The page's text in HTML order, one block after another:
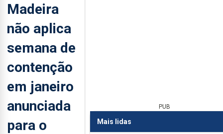
Madeira
não aplica
semana de
contenção
em janeiro
anunciada
para o
PUB
Mais lidas